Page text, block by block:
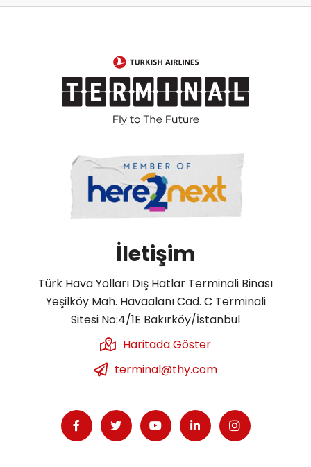
İletişim
Türk Hava Yolları Dış Hatlar Terminali Binası
Yeşilköy Mah. Havaalanı Cad. C Terminali
Sitesi No:4/1E Bakırköy/İstanbul
Haritada Göster
terminal@thy.com